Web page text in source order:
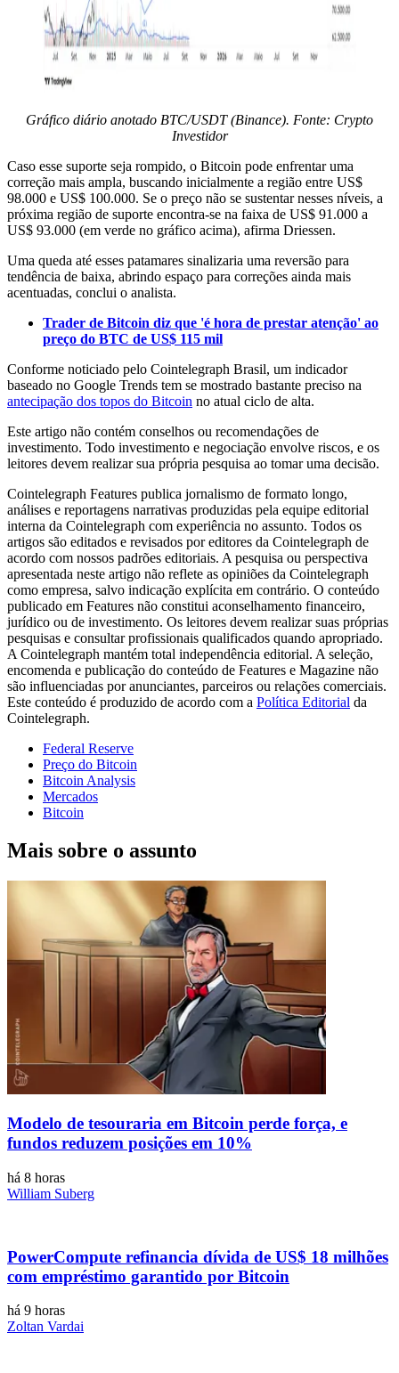
Gráfico diário anotado BTC/USDT (Binance). Fonte: Crypto
Investidor
Caso esse suporte seja rompido, o Bitcoin pode enfrentar uma
correção mais ampla, buscando inicialmente a região entre US$
98.000 e US$ 100.000. Se o preço não se sustentar nesses níveis, a
próxima região de suporte encontra-se na faixa de US$ 91.000 a
US$ 93.000 (em verde no gráfico acima), afirma Driessen.
Uma queda até esses patamares sinalizaria uma reversão para
tendência de baixa, abrindo espaço para correções ainda mais
acentuadas, conclui o analista.
Trader de Bitcoin diz que 'é hora de prestar atenção' ao
preço do BTC de US$ 115 mil
Conforme noticiado pelo Cointelegraph Brasil, um indicador
baseado no Google Trends tem se mostrado bastante preciso na
antecipação dos topos do Bitcoin no atual ciclo de alta.
Este artigo não contém conselhos ou recomendações de
investimento. Todo investimento e negociação envolve riscos, e os
leitores devem realizar sua própria pesquisa ao tomar uma decisão.
Cointelegraph Features publica jornalismo de formato longo,
análises e reportagens narrativas produzidas pela equipe editorial
interna da Cointelegraph com experiência no assunto. Todos os
artigos são editados e revisados por editores da Cointelegraph de
acordo com nossos padrões editoriais. A pesquisa ou perspectiva
apresentada neste artigo não reflete as opiniões da Cointelegraph
como empresa, salvo indicação explícita em contrário. O conteúdo
publicado em Features não constitui aconselhamento financeiro,
jurídico ou de investimento. Os leitores devem realizar suas próprias
pesquisas e consultar profissionais qualificados quando apropriado.
A Cointelegraph mantém total independência editorial. A seleção,
encomenda e publicação do conteúdo de Features e Magazine não
são influenciadas por anunciantes, parceiros ou relações comerciais.
Este conteúdo é produzido de acordo com a Política Editorial da
Cointelegraph.
Federal Reserve
Preço do Bitcoin
Bitcoin Analysis
Mercados
Bitcoin
Mais sobre o assunto
Modelo de tesouraria em Bitcoin perde força, e
fundos reduzem posições em 10%
há 8 horas
William Suberg
PowerCompute refinancia dívida de US$ 18 milhões
com empréstimo garantido por Bitcoin
há 9 horas
Zoltan Vardai